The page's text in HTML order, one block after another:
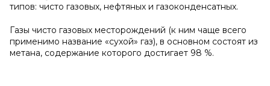
типов: чисто газовых, нефтяных и газоконденсатных.
Газы чисто газовых месторождений (к ним чаще всего
применимо название «сухой» газ), в основном состоят из
метана, содержание которого достигает 98 %.